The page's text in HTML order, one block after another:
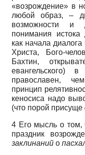
«возрождение» в
любой образ, –
возможности и
понимания истока
как начала
Христа, Бого-
Бахтин,
евангельского)
православен,
принцип
кеносиса надо
(что порой присуще
4 Его мысль о том,
праздник
заклинаний о